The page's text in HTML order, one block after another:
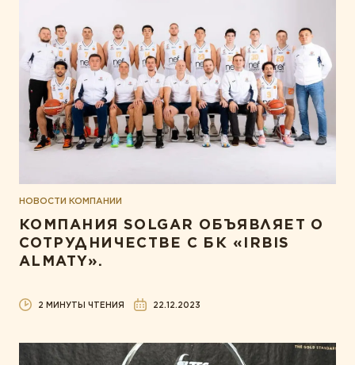
НОВОСТИ КОМПАНИИ
КОМПАНИЯ SOLGAR ОБЪЯВЛЯЕТ О
СОТРУДНИЧЕСТВЕ С БК «IRBIS
ALMATY».
2 МИНУТЫ ЧТЕНИЯ 22.12.2023